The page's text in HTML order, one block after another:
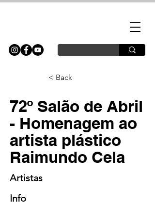
< Back
72º Salão de Abril
- Homenagem ao
artista plástico
Raimundo Cela
Artistas
Info